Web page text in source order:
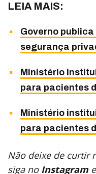
LEIA MAIS:
Governo
segurança
Ministério
para pacientes
Ministério
para pacientes
Não deixe de curtir
siga no Instagram